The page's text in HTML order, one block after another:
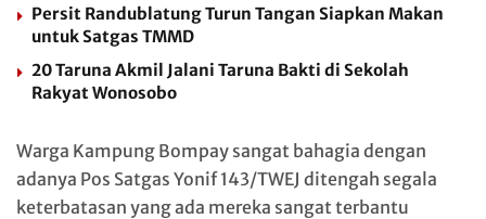
Persit Randublatung Turun Tangan Siapkan Makan
untuk Satgas TMMD
20 Taruna Akmil Jalani Taruna Bakti di Sekolah
Rakyat Wonosobo
Warga Kampung Bompay sangat bahagia dengan
adanya Pos Satgas Yonif 143/TWEJ ditengah segala
keterbatasan yang ada mereka sangat terbantu